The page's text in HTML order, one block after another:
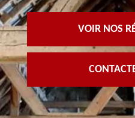
VOIR NOS